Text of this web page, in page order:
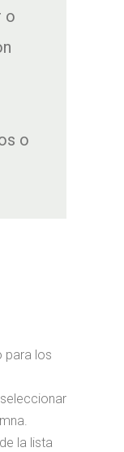
o
o
para los
la lista